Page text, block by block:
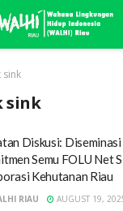
sink
sink
Diskusi:
Semu FOLU Net
Kehutanan Riau
RIAU AUGUST 19,